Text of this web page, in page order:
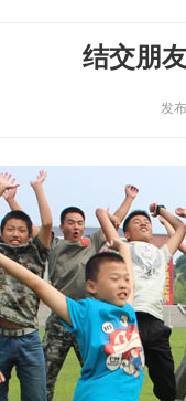
结交朋
发